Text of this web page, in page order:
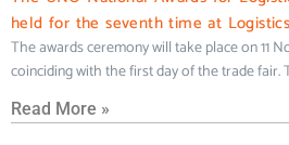
held for the seventh time at
The awards ceremony will take place on 11
coinciding with the first day of the trade fair.
Read More »